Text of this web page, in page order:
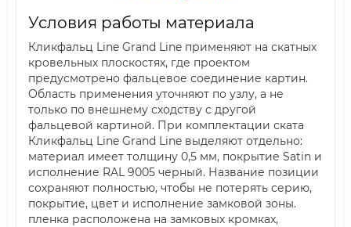
Условия работы материала
Кликфальц Line Grand Line применяют на скатных
кровельных плоскостях, где проектом
предусмотрено фальцевое соединение картин.
Область применения уточняют по узлу, а не
только по внешнему сходству с другой
фальцевой картиной. При комплектации ската
Кликфальц Line Grand Line выделяют отдельно:
материал имеет толщину 0,5 мм, покрытие Satin и
исполнение RAL 9005 черный. Название позиции
сохраняют полностью, чтобы не потерять серию,
покрытие, цвет и исполнение замковой зоны.
пленка расположена на замковых кромках,